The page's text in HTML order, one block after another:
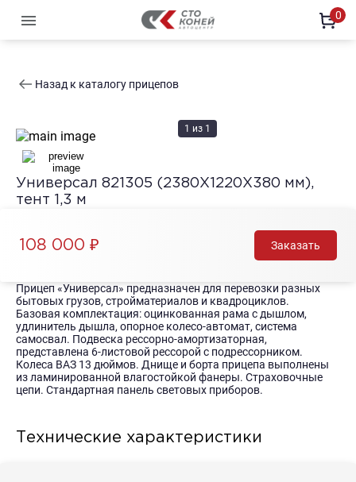
0
Назад к каталогу прицепов
1 из 1
Универсал 821305 (2380Х1220Х380 мм),
тент 1,3 м
108 000 ₽ Заказать
Прицеп «Универсал» предназначен для перевозки разных
бытовых грузов, стройматериалов и квадроциклов.
Базовая комплектация: оцинкованная рама с дышлом,
удлинитель дышла, опорное колесо-автомат, система
самосвал. Подвеска рессорно-амортизаторная,
представлена 6-листовой рессорой с подрессорником.
Колеса ВАЗ 13 дюймов. Днище и борта прицепа выполнены
из ламинированной влагостойкой фанеры. Страховочные
цепи. Стандартная панель световых приборов.
Технические характеристики